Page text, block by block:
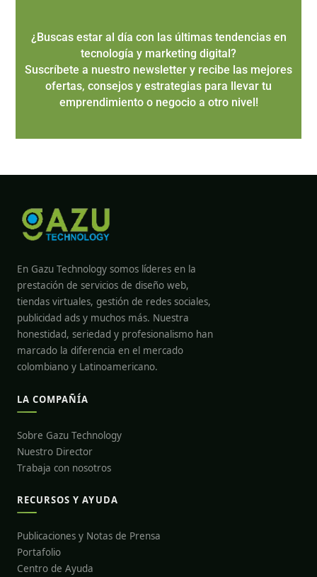
¿Buscas estar al día con las últimas tendencias en
tecnología y marketing digital?
Suscríbete a nuestro newsletter y recibe las mejores
ofertas, consejos y estrategias para llevar tu
emprendimiento o negocio a otro nivel!
En Gazu Technology somos líderes en la
prestación de servicios de diseño web,
tiendas virtuales, gestión de redes sociales,
publicidad ads y muchos más. Nuestra
honestidad, seriedad y profesionalismo han
marcado la diferencia en el mercado
colombiano y Latinoamericano.
LA COMPAÑÍA
Sobre Gazu Technology
Nuestro Director
Trabaja con nosotros
RECURSOS Y AYUDA
Publicaciones y Notas de Prensa
Portafolio
Centro de Ayuda